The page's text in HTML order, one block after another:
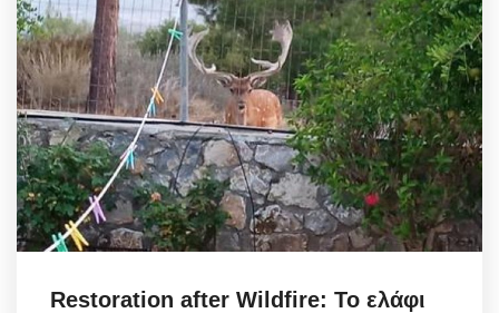
Restoration after Wildfire: Το ελάφι